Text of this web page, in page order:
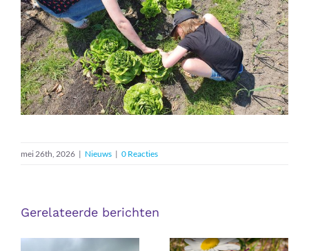
mei 26th, 2026 | Nieuws | 0 Reacties
Gerelateerde berichten